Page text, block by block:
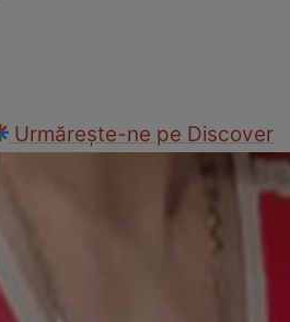
Urmărește-ne pe Discover